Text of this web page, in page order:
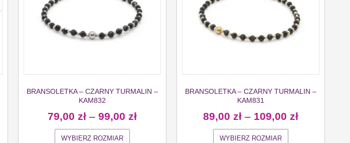
BRANSOLETKA – CZARNY TURMALIN –
KAM832
79,00 zł – 99,00 zł
WYBIERZ ROZMIAR
BRANSOLETKA – CZARNY TURMALIN –
KAM831
89,00 zł – 109,00 zł
WYBIERZ ROZMIAR